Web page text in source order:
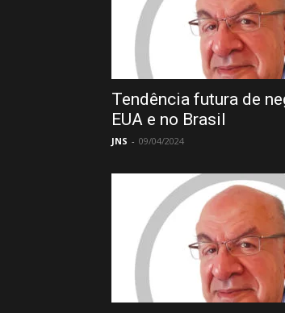
Tendência futura de
EUA e no Brasil
JNS - 09/04/2024